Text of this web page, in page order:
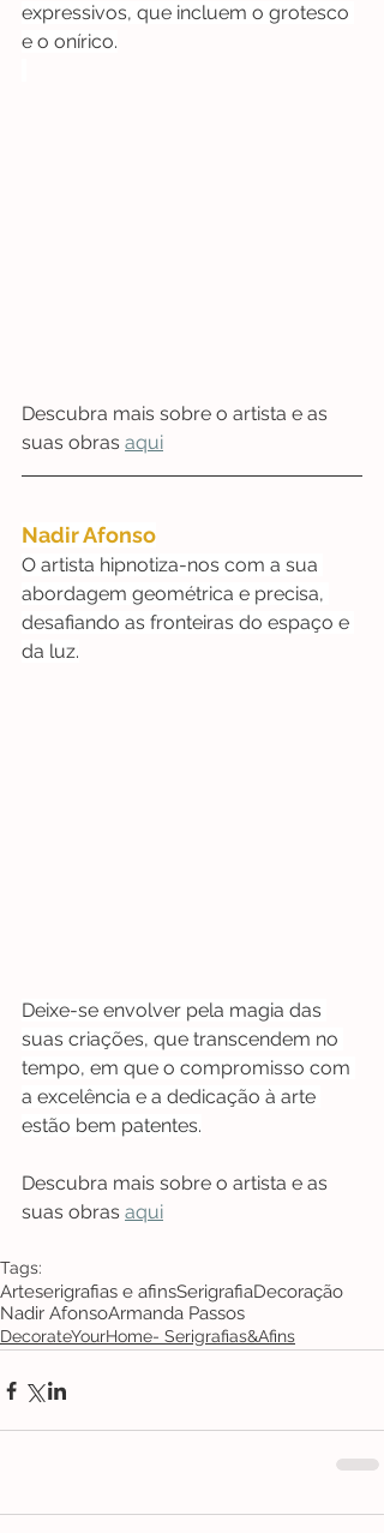
expressivos, que incluem o grotesco
e o onírico.
Descubra mais sobre o artista e as
suas obras aqui
Nadir Afonso
O artista hipnotiza-nos com a sua
abordagem geométrica e precisa,
desafiando as fronteiras do espaço e
da luz.
Deixe-se envolver pela magia das
suas criações, que transcendem no
tempo, em que o compromisso com
a excelência e a dedicação à arte
estão bem patentes.
Descubra mais sobre o artista e as
suas obras aqui
Tags:
Arteserigrafias e afinsSerigrafiaDecoração
Nadir AfonsoArmanda Passos
DecorateYourHome- Serigrafias&Afins